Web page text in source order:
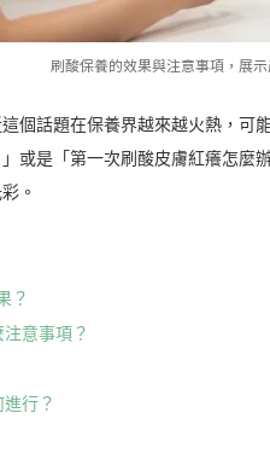
刷酸保養的效果與注意事項，展
這個話題在保養界越來越火熱，可
或是「第一次刷酸皮膚紅癢怎
。
？
意事項？
行？